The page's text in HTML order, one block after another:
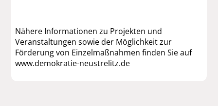
Nähere Informationen zu Projekten und
Veranstaltungen sowie der Möglichkeit zur
Förderung von Einzelmaßnahmen finden Sie auf
www.demokratie-neustrelitz.de